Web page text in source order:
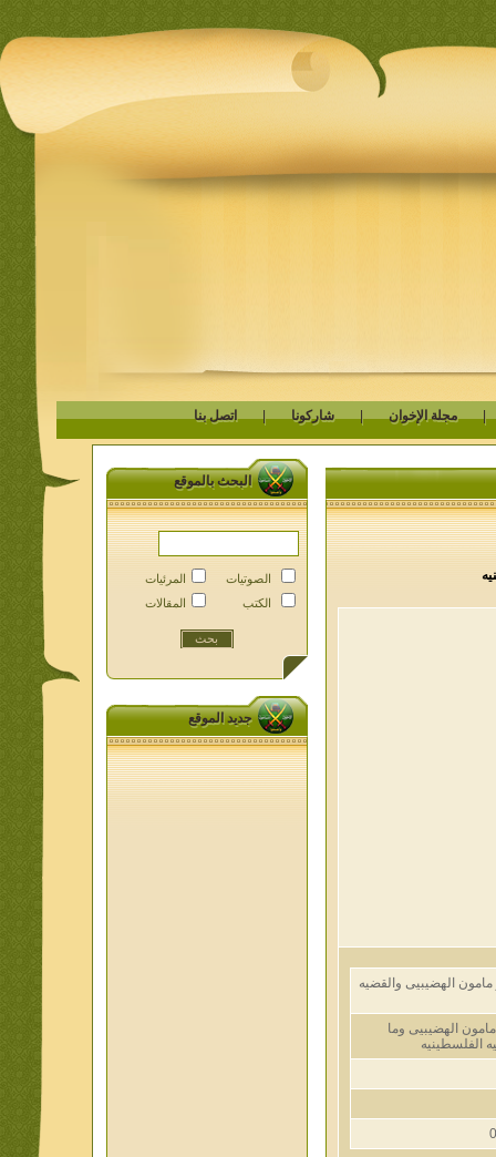
مجلة الإخوان | شاركونا | اتصل بنا
الهضيبيى والقضيه
الهضيبيى وما
البحث بالموقع
الصوتيات
الكتب
المرئيات
المقالات
جديد الموقع